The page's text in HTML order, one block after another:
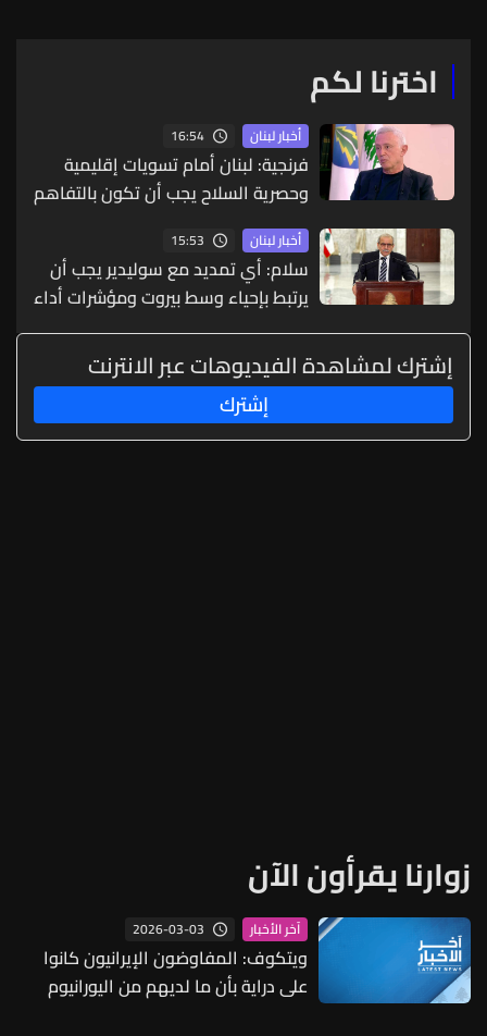
اخترنا لكم
أخبار لبنان 16:54
فرنجية: لبنان أمام تسويات إقليمية
وحصرية السلاح يجب أن تكون بالتفاهم
والحوار
أخبار لبنان 15:53
سلام: أي تمديد مع سوليدير يجب أن
يرتبط بإحياء وسط بيروت ومؤشرات أداء
واضحة
إشترك لمشاهدة الفيديوهات عبر الانترنت
إشترك
زوارنا يقرأون الآن
آخر الأخبار 2026-03-03
ويتكوف: المفاوضون الإيرانيون كانوا
على دراية بأن ما لديهم من اليورانيوم